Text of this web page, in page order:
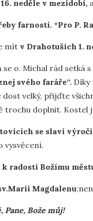
neděle v mezidobí,
farnosti. *Pro P.
mít v Drahotuších 1.
se o. Michal rád
svého faráře“. Díky
velký, přijďte
trochu doplnit. Kostel
se slaví
vysvěcení.
radosti Božímu
Magdalenu
Bože můj!